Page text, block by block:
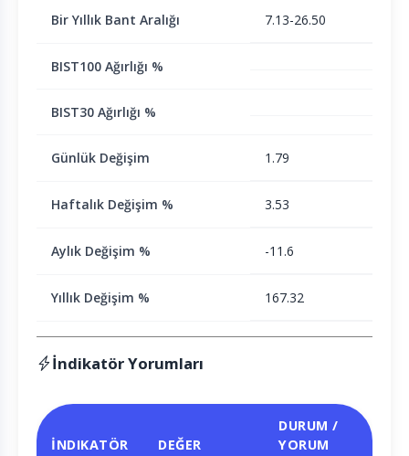
Bir Yıllık Bant Aralığı 7.13-26.50
BIST100 Ağırlığı %
BIST30 Ağırlığı %
Günlük Değişim 1.79
Haftalık Değişim % 3.53
Aylık Değişim % -11.6
Yıllık Değişim % 167.32
İndikatör Yorumları
İNDIKATÖR DEĞER
DURUM /
YORUM